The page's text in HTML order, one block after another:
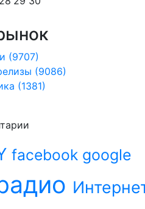
(9707)
(9086)
(1381)
facebook google